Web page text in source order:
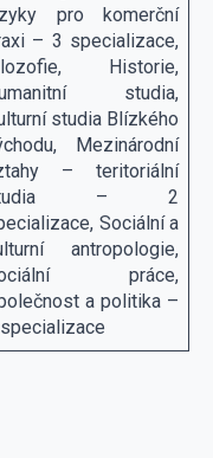
pro komerční
– 3 specializace,
Historie,
studia,
studia Blízkého
Mezinárodní
– teritoriální
– 2
Sociální a
antropologie,
práce,
a politika –